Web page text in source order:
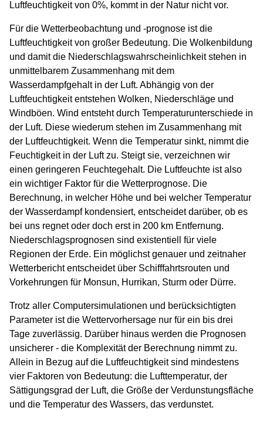
Luftfeuchtigkeit von 0%, kommt in der Natur nicht vor.
Für die Wetterbeobachtung und -prognose ist die
Luftfeuchtigkeit von großer Bedeutung. Die Wolkenbildung
und damit die Niederschlagswahrscheinlichkeit stehen in
unmittelbarem Zusammenhang mit dem
Wasserdampfgehalt in der Luft. Abhängig von der
Luftfeuchtigkeit entstehen Wolken, Niederschläge und
Windböen. Wind entsteht durch Temperaturunterschiede in
der Luft. Diese wiederum stehen im Zusammenhang mit
der Luftfeuchtigkeit. Wenn die Temperatur sinkt, nimmt die
Feuchtigkeit in der Luft zu. Steigt sie, verzeichnen wir
einen geringeren Feuchtegehalt. Die Luftfeuchte ist also
ein wichtiger Faktor für die Wetterprognose. Die
Berechnung, in welcher Höhe und bei welcher Temperatur
der Wasserdampf kondensiert, entscheidet darüber, ob es
bei uns regnet oder doch erst in 200 km Entfernung.
Niederschlagsprognosen sind existentiell für viele
Regionen der Erde. Ein möglichst genauer und zeitnaher
Wetterbericht entscheidet über Schifffahrtsrouten und
Vorkehrungen für Monsun, Hurrikan, Sturm oder Dürre.
Trotz aller Computersimulationen und berücksichtigten
Parameter ist die Wettervorhersage nur für ein bis drei
Tage zuverlässig. Darüber hinaus werden die Prognosen
unsicherer - die Komplexität der Berechnung nimmt zu.
Allein in Bezug auf die Luftfeuchtigkeit sind mindestens
vier Faktoren von Bedeutung: die Lufttemperatur, der
Sättigungsgrad der Luft, die Größe der Verdunstungsfläche
und die Temperatur des Wassers, das verdunstet.